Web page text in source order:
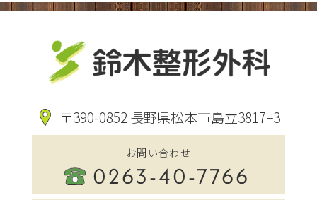
〒390-0852 長野県松本市島立3817−3
お問い合わせ
0263-40-7766